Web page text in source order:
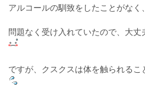
アルコールの馴致をしたことがなく
問題なく受け入れていたので、大
ですが、クスクスは体を触られる